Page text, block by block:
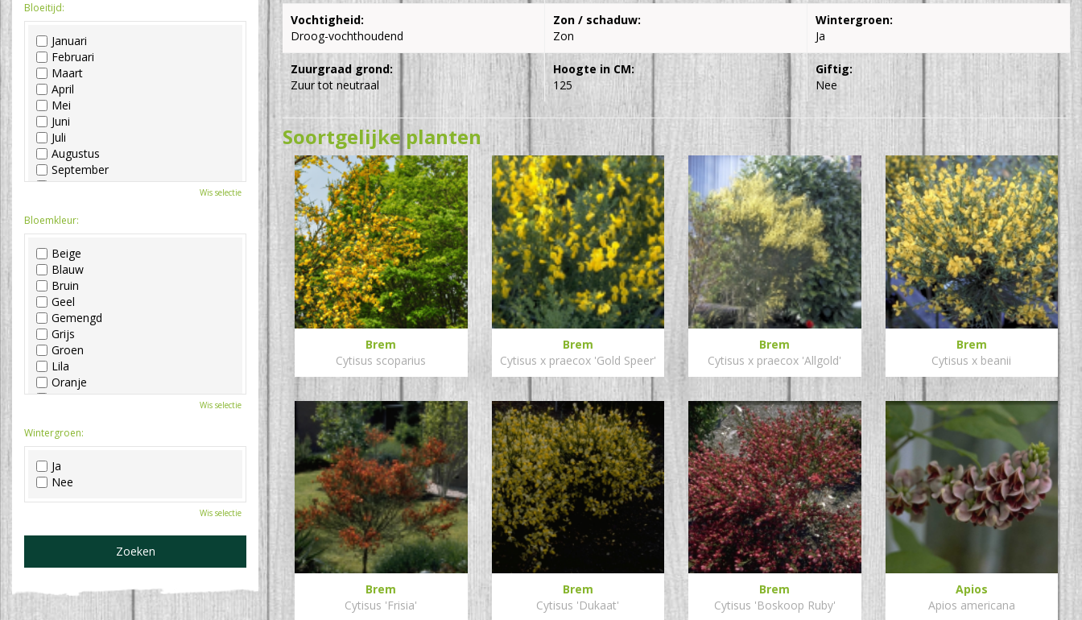
Vochtigheid:
Droog-vochthoudend
Zon / schaduw:
Zon
Wintergroen:
Ja
Zuurgraad grond:
Zuur tot neutraal
Hoogte in CM:
125
Giftig:
Nee
Soortgelijke planten
Brem
Cytisus scoparius
Brem
Cytisus x praecox 'Gold Speer'
Brem
Cytisus x praecox 'Allgold'
Brem
Cytisus x beanii
Brem
Cytisus 'Frisia'
Brem
Cytisus 'Dukaat'
Brem
Cytisus 'Boskoop Ruby'
Apios
Apios americana
Bloeitijd:
Januari
Februari
Maart
April
Mei
Juni
Juli
Augustus
September
Oktober
December
Wis selectie
Bloemkleur:
Beige
Blauw
Bruin
Geel
Gemengd
Grijs
Groen
Lila
Oranje
Paars
Roze
Wit
Zwart
Wis selectie
Wintergroen:
Ja
Nee
Wis selectie